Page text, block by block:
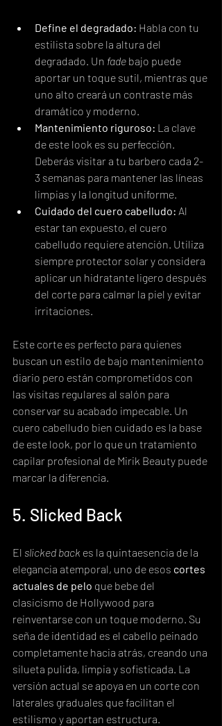
Define el degradado: Habla con tu
estilista sobre la altura del
degradado. Un fade bajo puede
aportar un toque sutil, mientras que
uno alto creará un contraste más
dramático y moderno.
Mantenimiento riguroso: La clave
de este look es su perfección.
Deberás visitar a tu barbero cada 2-
3 semanas para mantener las líneas
limpias y la longitud uniforme.
Cuidado del cuero cabelludo: Al
estar tan expuesto, el cuero
cabelludo requiere atención. Utiliza
siempre protector solar y considera
aplicar un hidratante ligero después
del corte para calmar la piel y evitar
irritaciones.
Este corte es perfecto para quienes
buscan un estilo de bajo mantenimiento
diario pero están comprometidos con
las visitas regulares al salón para
conservar su acabado impecable. Un
cuero cabelludo bien cuidado es la base
de este look, por lo que un tratamiento
capilar profesional de Mirik Beauty puede
marcar la diferencia.
5. Slicked Back
El slicked back es la quintaesencia de la
elegancia atemporal, uno de esos cortes
actuales de pelo que bebe del
clasicismo de Hollywood para
reinventarse con un toque moderno. Su
seña de identidad es el cabello peinado
completamente hacia atrás, creando una
silueta pulida, limpia y sofisticada. La
versión actual se apoya en un corte con
laterales graduales que facilitan el
estilismo y aportan estructura.